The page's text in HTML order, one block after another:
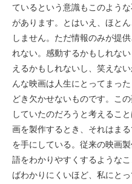
ているという意識もこのよう
があります。とはいえ、ほと
しません。ただ情報のみが提
れない。感動するかもしれな
えるかもしれないし、笑えな
んな映画は人生にとってまっ
どき欠かせないものです。こ
していたのだろうと考えるこ
画を製作するとき、それはま
を手にしている。従来の映画
語をわかりやすくするような
ばわかりにくいほど、私にと